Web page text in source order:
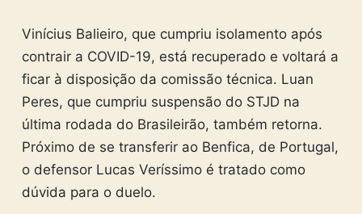
Vinícius Balieiro, que cumpriu isolamento após
contrair a COVID-19, está recuperado e voltará a
ficar à disposição da comissão técnica. Luan
Peres, que cumpriu suspensão do STJD na
última rodada do Brasileirão, também retorna.
Próximo de se transferir ao Benfica, de Portugal,
o defensor Lucas Veríssimo é tratado como
dúvida para o duelo.